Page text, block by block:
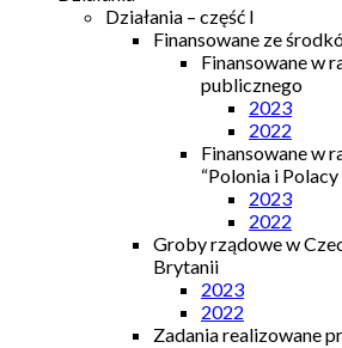
Działania – część I
Finansowane ze
Finansowane w
publicznego
2023
2022
Finansowane w
“Polonia i
2023
2022
Groby rządowe w
Brytanii
2023
2022
Zadania realizowane